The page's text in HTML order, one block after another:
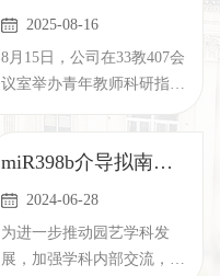
2025-08-16
8月15日，公司在33教407会
议室举办青年教师科研指导
学刘明春...
miR398b介导拟南芥对寄生疫霉菌的感病性| 第7期园艺青年学术沙龙
2024-06-28
为进一步推动园艺学科发
展，加强学科内部交流，提